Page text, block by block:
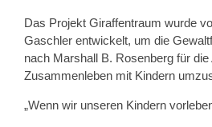
Das Projekt Giraffentraum wurde
Gaschler entwickelt, um die
nach Marshall B. Rosenberg für die
Zusammenleben mit Kindern
„Wenn wir unseren Kindern